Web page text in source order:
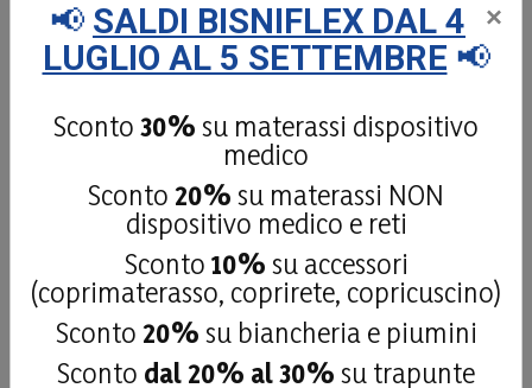
Moon H24
Moon è un materasso avvolgente realizzato con
schiuma poliuretanica di ultima generazionecon
×
📢 SALDI BISNIFLEX DAL 4
LUGLIO AL 5 SETTEMBRE 📢
Sconto 30% su materassi dispositivo
medico
Sconto 20% su materassi NON
dispositivo medico e reti
Sconto 10% su accessori
(coprimaterasso, coprirete, copricuscino)
Sconto 20% su biancheria e piumini
Sconto dal 20% al 30% su trapunte